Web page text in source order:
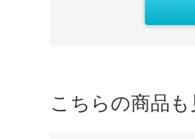
こちらの商品